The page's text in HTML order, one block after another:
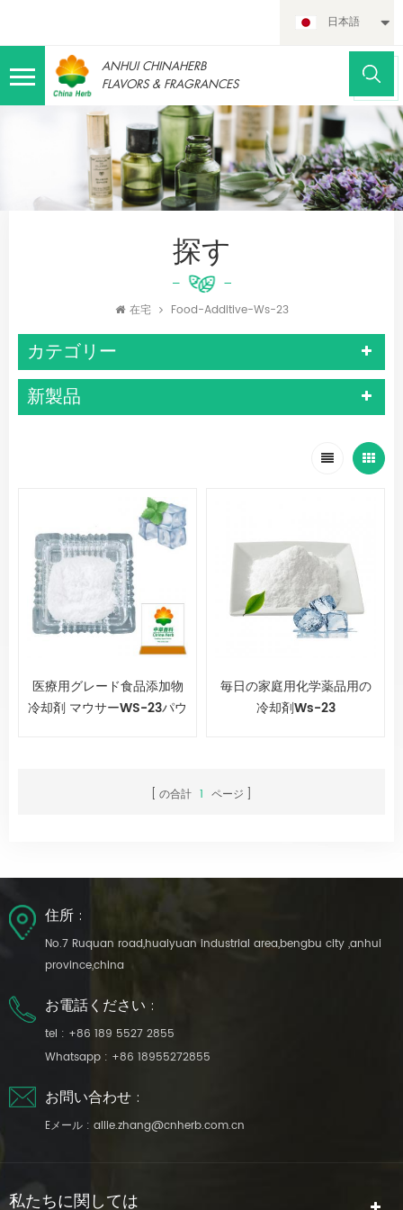
日本語
ANHUI CHINAHERB
FLAVORS & FRAGRANCES
探す
在宅 Food-Additive-Ws-23
カテゴリー
新製品
医療用グレード食品添加物
冷却剤 マウサーWS-23パウ
毎日の家庭用化学薬品用の
冷却剤Ws-23
の合計 1 ページ
住所 :
No.7 Ruquan road,huaiyuan industrial area,bengbu city ,anhui
province,china
お電話ください :
tel : +86 189 5527 2855
Whatsapp : +86 18955272855
お問い合わせ :
Eメール : allie.zhang@cnherb.com.cn
私たちに関しては